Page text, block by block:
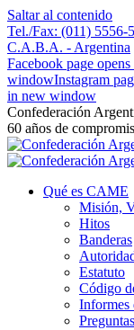
Saltar al contenido
Tel./Fax: (011) 5556-
C.A.B.A. - Argentina
Facebook page
windowInstagram
in new window
Confederación
60 años de
Qué es CAME
Misión,
Hitos
Banderas
Estatuto
Código
Informes